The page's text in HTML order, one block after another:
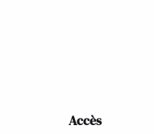
Accès
Accès